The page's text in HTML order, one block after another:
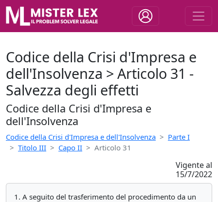
Codice della Crisi d'Impresa e
dell'Insolvenza > Articolo 31 -
Salvezza degli effetti
Codice della Crisi d'Impresa e
dell'Insolvenza
Codice della Crisi d'Impresa e dell'Insolvenza
Parte I
Titolo III
Capo II Articolo 31
Vigente al
15/7/2022
1. A seguito del trasferimento del procedimento da un